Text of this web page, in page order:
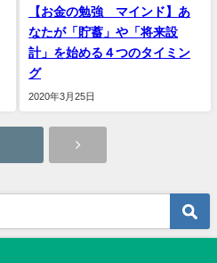
【お金の勉強 マインド】あ
なたが「貯蓄」や「将来設
計」を始める４つのタイミン
グ
2020年3月25日